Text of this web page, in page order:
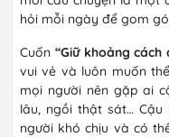
hỏi mỗi ngày để gom
Cuốn “Giữ khoảng cách
vui vẻ và luôn muốn
mọi người nên gặp ai
lâu, ngồi thật sát…
người khó chịu và có